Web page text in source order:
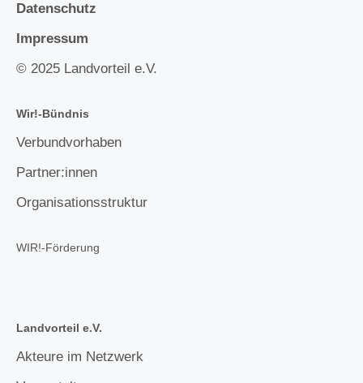
Datenschutz
Impressum
© 2025 Landvorteil e.V.
Wir!-Bündnis
Verbundvorhaben
Partner:innen
Organisationsstruktur
WIR!-Förderung
Landvorteil e.V.
Akteure im Netzwerk